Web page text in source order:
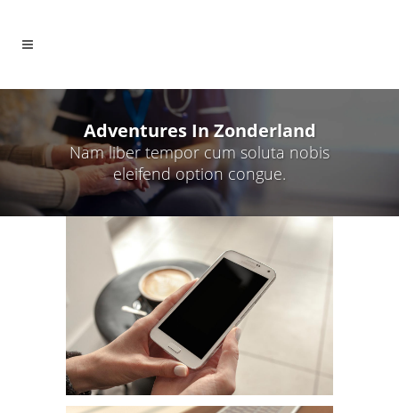
Adventures In Zonderland
Nam liber tempor cum soluta nobis
eleifend option congue.